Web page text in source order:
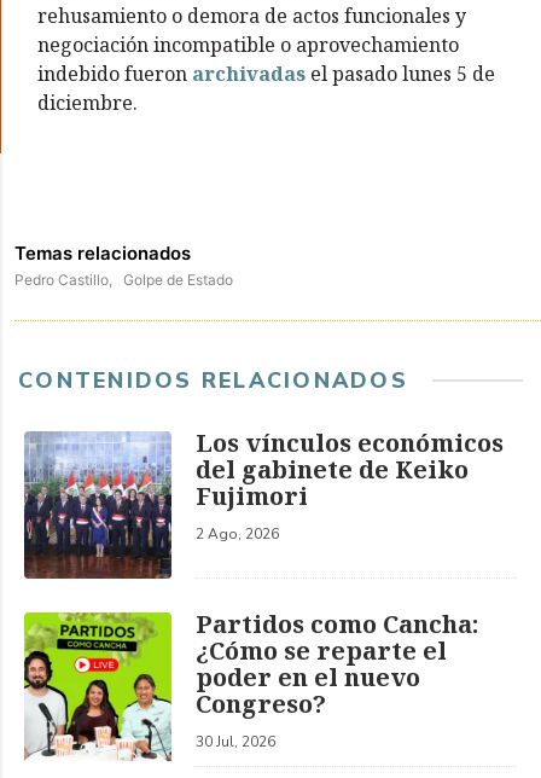
rehusamiento o demora de actos funcionales y
negociación incompatible o aprovechamiento
indebido fueron archivadas el pasado lunes 5 de
diciembre.
Temas relacionados
Pedro Castillo, Golpe de Estado
CONTENIDOS RELACIONADOS
Los vínculos económicos
del gabinete de Keiko
Fujimori
2 Ago, 2026
Partidos como Cancha:
¿Cómo se reparte el
poder en el nuevo
Congreso?
30 Jul, 2026